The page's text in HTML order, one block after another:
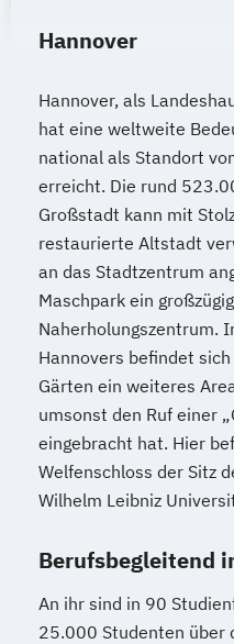
Hannover
Hannover, als
hat eine weltweite
national als Standort
erreicht. Die rund
Großstadt kann mit
restaurierte Altstadt
an das Stadtzentrum
Maschpark ein
Naherholungszentrum.
Hannovers befindet
Gärten ein weiteres
umsonst den Ruf einer
eingebracht hat. Hier
Welfenschloss der Sitz
Wilhelm Leibniz
Berufsbegleitend
An ihr sind in 90
25.000 Studenten über